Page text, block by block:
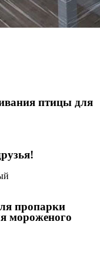
птицы для
пропарки
мороженого